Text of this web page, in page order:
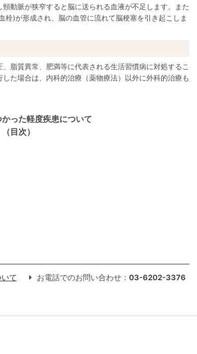
動脈が狭窄すると脳に送られる血液が不足します。また
栓)が形成され、脳の血管に流れて脳梗塞を引き起こしま
脂質異常、肥満等に代表される生活習慣病に対処するこ
た場合は、内科的治療（薬物療法）以外に外科的治療も
った軽度疾患について
（目次）
て お電話でのお問い合わせ： 03-6202-3376